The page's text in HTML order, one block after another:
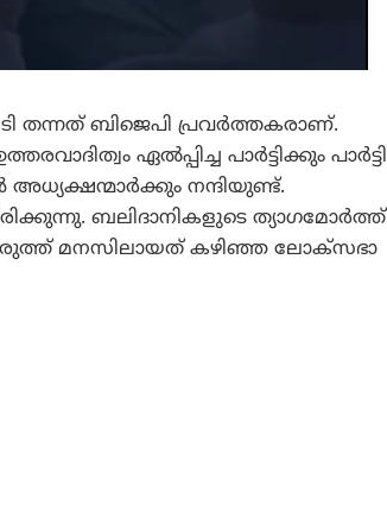
തന്നത് ബിജെപി പ്രവർത്തകരാണ്.
ഏൽപ്പിച്ച പാർട്ടിക്കും പാർട്ടി
അധ്യക്ഷന്മാർക്കും നന്ദിയുണ്ട്.
ബലിദാനികളുടെ ത്യാഗമോർത്ത്
മനസിലായത് കഴിഞ്ഞ ലോക്‌സഭാ